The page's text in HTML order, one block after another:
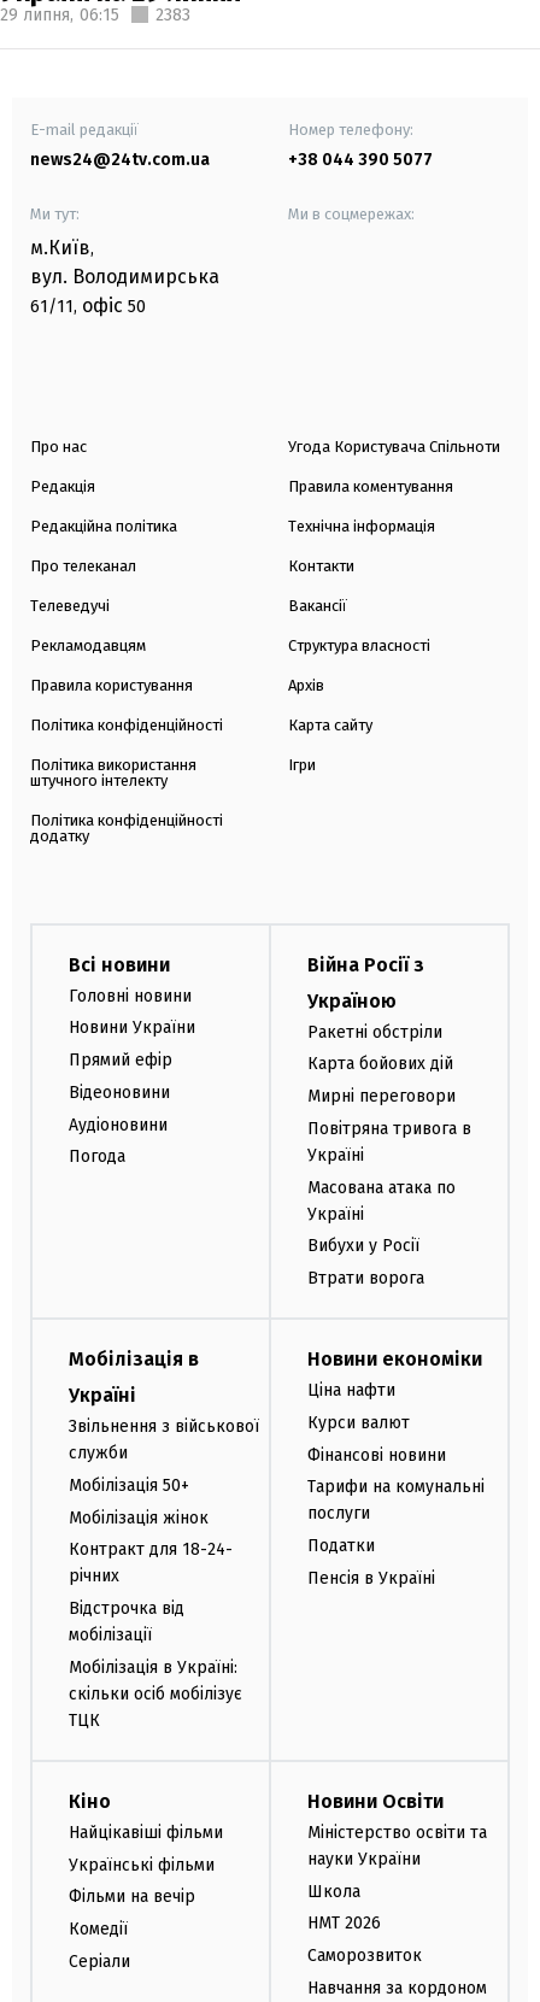
29 липня, 06:15 2383
E-mail редакції
news24@24tv.com.ua
Номер телефону:
+38 044 390 5077
Ми тут:
м.Київ,
вул. Володимирська
61/11, офіс 50
Ми в соцмережах:
Про нас
Редакція
Редакційна політика
Про телеканал
Телеведучі
Рекламодавцям
Правила користування
Політика конфіденційності
Політика використання
штучного інтелекту
Політика конфіденційності
додатку
Угода Користувача Спільноти
Правила коментування
Технічна інформація
Контакти
Вакансії
Структура власності
Архів
Карта сайту
Ігри
Всі новини
Головні новини
Новини України
Прямий ефір
Відеоновини
Аудіоновини
Погода
Війна Росії з
Україною
Ракетні обстріли
Карта бойових дій
Мирні переговори
Повітряна тривога в
Україні
Масована атака по
Україні
Вибухи у Росії
Втрати ворога
Мобілізація в
Україні
Звільнення з військової
служби
Мобілізація 50+
Мобілізація жінок
Контракт для 18-24-
річних
Відстрочка від
мобілізації
Мобілізація в Україні:
скільки осіб мобілізує
ТЦК
Новини економіки
Ціна нафти
Курси валют
Фінансові новини
Тарифи на комунальні
послуги
Податки
Пенсія в Україні
Кіно
Найцікавіші фільми
Українські фільми
Фільми на вечір
Комедії
Серіали
Новини Освіти
Міністерство освіти та
науки України
Школа
НМТ 2026
Саморозвиток
Навчання за кордоном